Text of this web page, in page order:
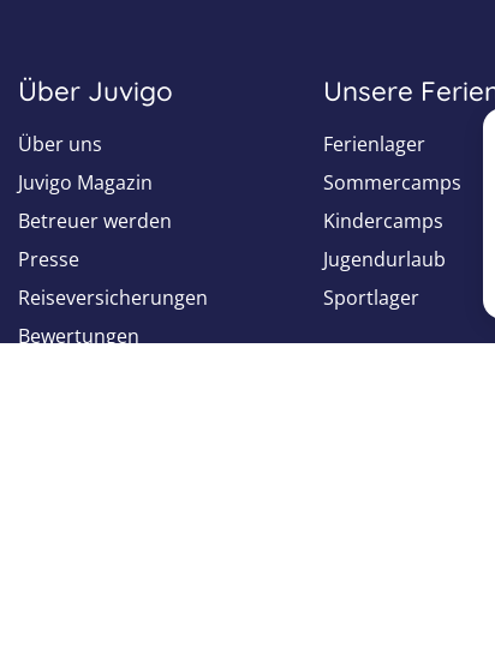
Über Juvigo
Über uns
Juvigo Magazin
Betreuer werden
Presse
Reiseversicherungen
Bewertungen
Unsere
Ferienlager
Sommercamps
Kindercamps
Jugendurlaub
Sportlager